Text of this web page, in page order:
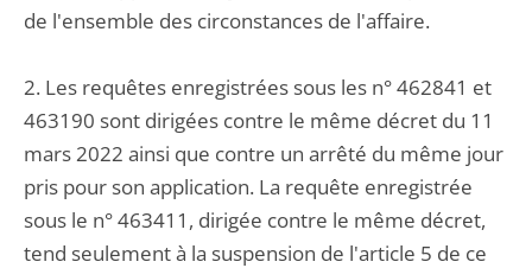
de l'ensemble des circonstances de l'affaire.
2. Les requêtes enregistrées sous les n° 462841 et
463190 sont dirigées contre le même décret du 11
mars 2022 ainsi que contre un arrêté du même jour
pris pour son application. La requête enregistrée
sous le n° 463411, dirigée contre le même décret,
tend seulement à la suspension de l'article 5 de ce